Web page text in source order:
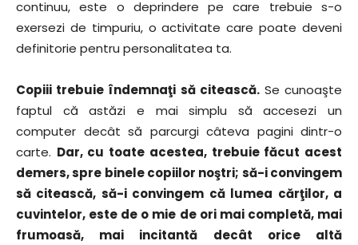
continuu, este o deprindere pe care trebuie s-o
exersezi de timpuriu, o activitate care poate deveni
definitorie pentru personalitatea ta.
Copiii trebuie îndemnaţi să citească.Se cunoaşte
faptul că astăzi e mai simplu să accesezi un
computer decât să parcurgi câteva pagini dintr-o
carte. Dar, cu toate acestea, trebuie făcut acest
demers, spre binele copiilor noştri; să-i convingem
să citească, să-i convingem că lumea cărţilor, a
cuvintelor, este de o mie de ori mai completă, mai
frumoasă, mai incitantă decât orice altă